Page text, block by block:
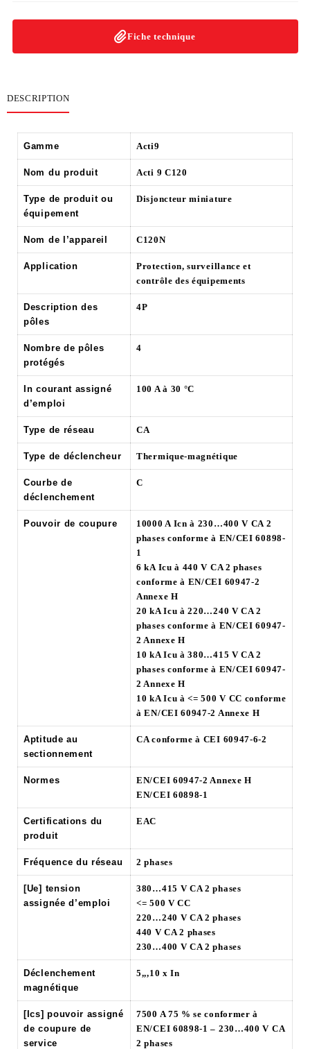
Fiche technique
DESCRIPTION
Gamme Acti9
Nom du produit Acti 9 C120
Type de produit ou
équipement
Disjoncteur miniature
Nom de l’appareil C120N
Application
Protection, surveillance et
contrôle des équipements
Description des
pôles
4P
Nombre de pôles
protégés
4
In courant assigné
d’emploi
100 A à 30 °C
Type de réseau CA
Type de déclencheur Thermique-magnétique
Courbe de
déclenchement
C
Pouvoir de coupure
10000 A Icn à 230…400 V CA 2
phases conforme à EN/CEI 60898-
1
6 kA Icu à 440 V CA 2 phases
conforme à EN/CEI 60947-2
Annexe H
20 kA Icu à 220…240 V CA 2
phases conforme à EN/CEI 60947-
2 Annexe H
10 kA Icu à 380…415 V CA 2
phases conforme à EN/CEI 60947-
2 Annexe H
10 kA Icu à <= 500 V CC conforme
à EN/CEI 60947-2 Annexe H
Aptitude au
sectionnement
CA conforme à CEI 60947-6-2
Normes
EN/CEI 60947-2 Annexe H
EN/CEI 60898-1
Certifications du
produit
EAC
Fréquence du réseau 2 phases
[Ue] tension
assignée d’emploi
380…415 V CA 2 phases
<= 500 V CC
220…240 V CA 2 phases
440 V CA 2 phases
230…400 V CA 2 phases
Déclenchement
magnétique
5,,,10 x In
[Ics] pouvoir assigné
de coupure de
service
7500 A 75 % se conformer à
EN/CEI 60898-1 – 230…400 V CA
2 phases